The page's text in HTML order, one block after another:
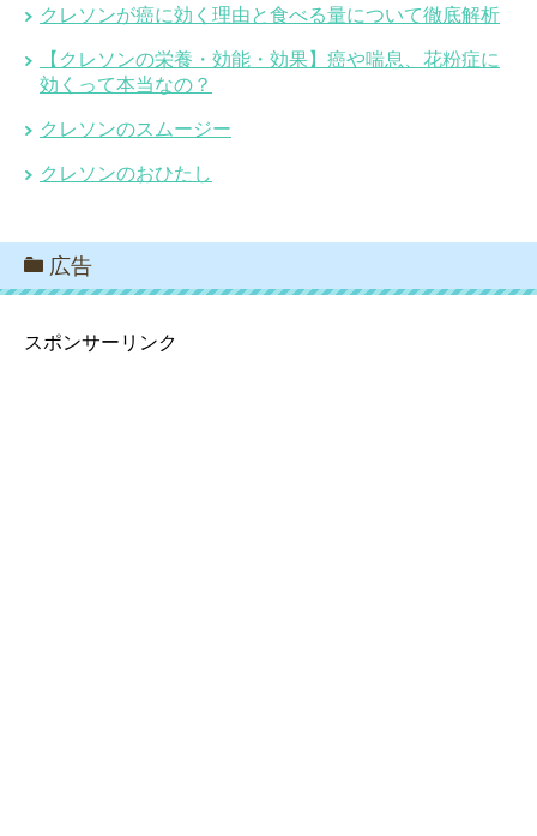
クレソンが癌に効く理由と食べる量について徹底解析
【クレソンの栄養・効能・効果】癌や喘息、花粉症に
効くって本当なの？
クレソンのスムージー
クレソンのおひたし
広告
スポンサーリンク